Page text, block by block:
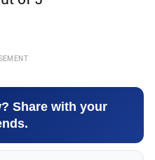
Share with your